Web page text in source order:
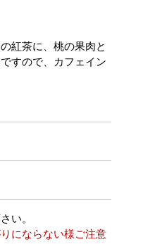
紅茶に、桃の果肉と
すので、カフェイン
い。
にならない様ご注意